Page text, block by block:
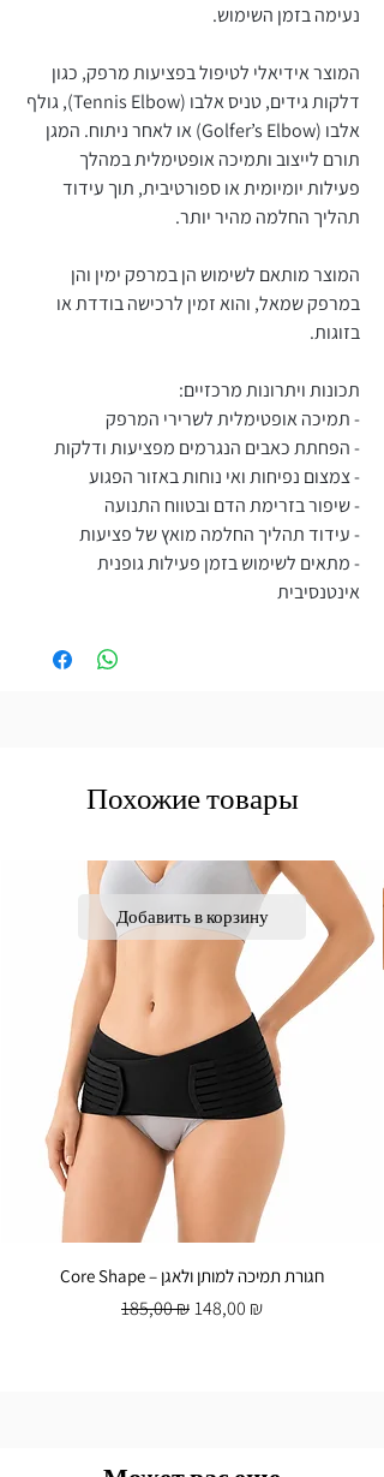
נעימה בזמן השימוש.
המוצר אידיאלי לטיפול בפציעות מרפק, כגון
דלקות גידים, טניס אלבו (Tennis Elbow), גולף
אלבו (Golfer’s Elbow) או לאחר ניתוח. המגן
תורם לייצוב ותמיכה אופטימלית במהלך
פעילות יומיומית או ספורטיבית, תוך עידוד
תהליך החלמה מהיר יותר.
‎המוצר מותאם לשימוש הן במרפק ימין והן
במרפק שמאל, והוא זמין לרכישה בודדת או
בזוגות.
תכונות ויתרונות מרכזיים:
- תמיכה אופטימלית לשרירי המרפק
- הפחתת כאבים הנגרמים מפציעות ודלקות
- צמצום נפיחות ואי נוחות באזור הפגוע
- שיפור בזרימת הדם ובטווח התנועה
- עידוד תהליך החלמה מואץ של פציעות
- מתאים לשימוש בזמן פעילות גופנית
אינטנסיבית
Похожие товары
Добавить в корзину
Core Shape – חגורת תמיכה למותן ולאגן
Обычная цена
185,00 ₪ Цена со скидкой
148,00 ₪